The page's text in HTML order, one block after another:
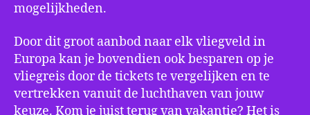
mogelijkheden.
Door dit groot aanbod naar elk vliegveld in
Europa kan je bovendien ook besparen op je
vliegreis door de tickets te vergelijken en te
vertrekken vanuit de luchthaven van jouw
keuze. Kom je juist terug van vakantie? Het is